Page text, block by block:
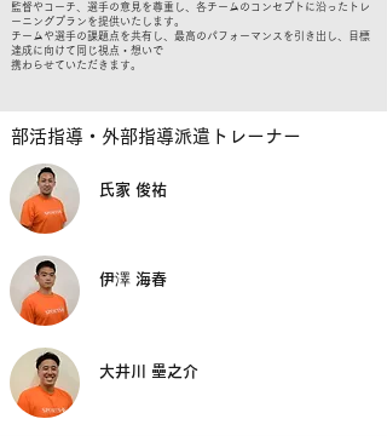
監督やコーチ、選手の意見を尊重し、各チームのコンセプトに沿ったトレ
ーニングプランを提供いたします。
チームや選手の課題点を共有し、最高のパフォーマンスを引き出し、目標
達成に向けて同じ視点・想いで
携わらせていただきます。
部活指導・外部指導派遣トレーナー
氏家 俊祐
伊澤 海春
大井川 壘之介